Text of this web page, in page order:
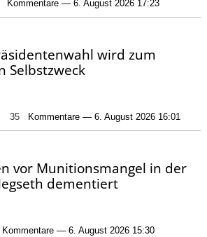
Kommentare — 6. August 2026 17:23
wird zum
Selbstzweck
35 Kommentare — 6. August 2026 16:01
vor Munitionsmangel in der
dementiert
Kommentare — 6. August 2026 15:30